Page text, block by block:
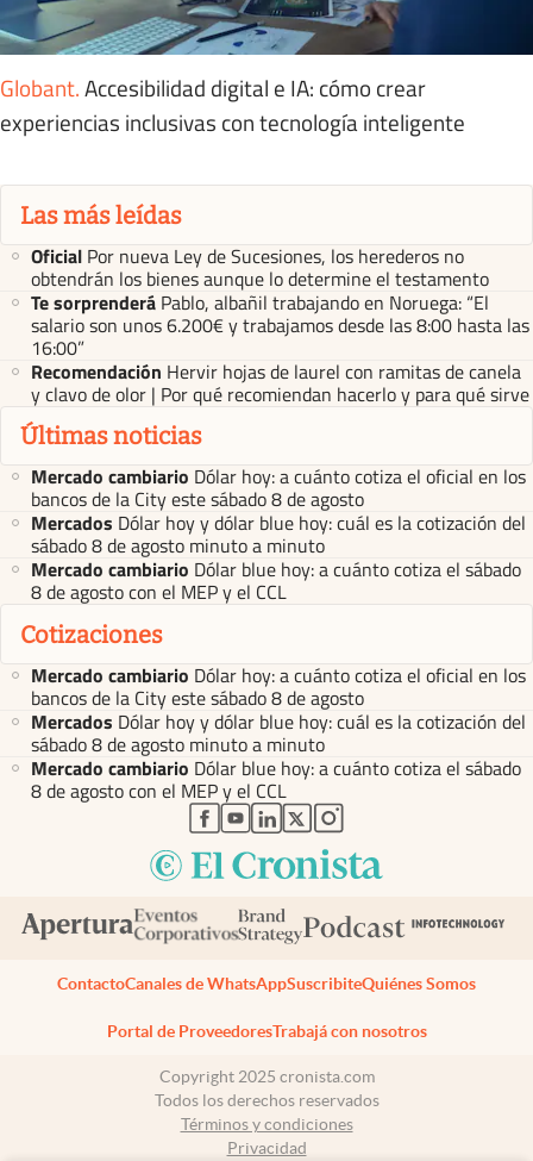
Globant.Accesibilidad digital e IA: cómo crear
experiencias inclusivas con tecnología inteligente
Las más leídas
Oficial Por nueva Ley de Sucesiones, los herederos no
obtendrán los bienes aunque lo determine el testamento
Te sorprenderá Pablo, albañil trabajando en Noruega: “El
salario son unos 6.200€ y trabajamos desde las 8:00 hasta las
16:00”
Recomendación Hervir hojas de laurel con ramitas de canela
y clavo de olor | Por qué recomiendan hacerlo y para qué sirve
Últimas noticias
Mercado cambiario Dólar hoy: a cuánto cotiza el oficial en los
bancos de la City este sábado 8 de agosto
Mercados Dólar hoy y dólar blue hoy: cuál es la cotización del
sábado 8 de agosto minuto a minuto
Mercado cambiario Dólar blue hoy: a cuánto cotiza el sábado
8 de agosto con el MEP y el CCL
Cotizaciones
Mercado cambiario Dólar hoy: a cuánto cotiza el oficial en los
bancos de la City este sábado 8 de agosto
Mercados Dólar hoy y dólar blue hoy: cuál es la cotización del
sábado 8 de agosto minuto a minuto
Mercado cambiario Dólar blue hoy: a cuánto cotiza el sábado
8 de agosto con el MEP y el CCL
abre en nueva pestaña
abre en nueva pestaña
abre en nueva pestaña
abre en nueva pestaña
abre en nueva pestaña
ContactoCanales de WhatsAppSuscribiteQuiénes Somos
Portal de ProveedoresTrabajá con nosotros
Copyright 2025 cronista.com
Todos los derechos reservados
Términos y condiciones
Privacidad